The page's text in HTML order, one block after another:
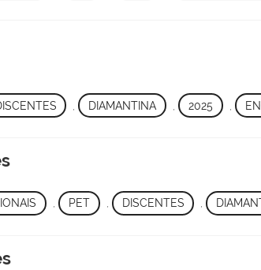
, DIAMANTINA , 2025
, PET , DISCENTES ,